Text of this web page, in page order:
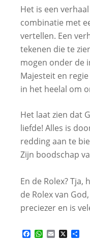
Het is een
combinatie met
vertellen. Een
tekenen die te
mogen onder de
Majesteit en
in het heelal om
Het laat zien dat
liefde! Alles is
redding aan te
Zijn boodschap
En de Rolex?
de Rolex van
preciezer en is
Facebook
WhatsApp
Email
X